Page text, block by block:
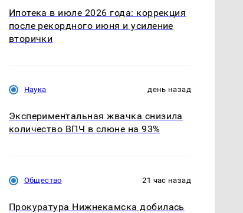
Ипотека в июле 2026 года: коррекция
после рекордного июня и усиление
вторички
Наука день назад
Экспериментальная жвачка снизила
количество ВПЧ в слюне на 93%
Общество 21 час назад
Прокуратура Нижнекамска добилась